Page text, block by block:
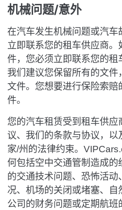
机械问题/意外
在汽车发生机械问题或汽车
立即联系您的租车供应商
件，您必须立即联系您的租
我们建议您保留所有的文
文件。您想要进行保险索
件。
您的汽车租赁受到租车供
议、我们的条款与协议，以
家/州的法律约束。
何包括空中交通管制造成的
的交通技术问题、恐怖活
况、机场的关闭或堵塞、自
公司的财务问题或定期航班